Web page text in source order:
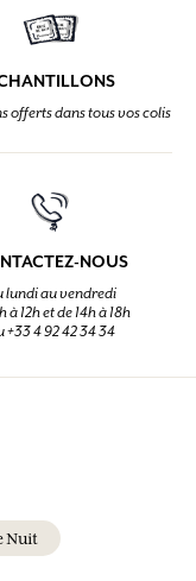
offerts dans tous vos colis
NOUS
lundi au vendredi
à 12h et de 14h à 18h
+33 4 92 42 34 34
Nuit